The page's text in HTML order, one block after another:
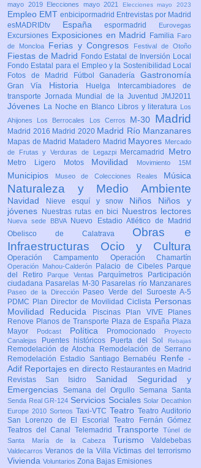
mayo 2019
Elecciones mayo 2021 Elecciones mayo 2023
Empleo EMT enbicipormadrid Entrevistas por Madrid
esMADRIDtv Españaespormadrid Eurovegas
Excursiones Exposiciones en Madrid Familia Faro
de Moncloa
Ferias y Congresos Festival de Otoño
Fiestas de Madrid Fondo Estatal de Inversión Local
Fondo Estatal para el Empleo y la Sostenibilidad Local
Fotos de Madrid
FútbolGanaderíaGastronomía
Gran Vía Historia Huelga
Intercambiadores de
transporte Jornada Mundial de la Juventud JMJ2011
Jóvenes La Noche en Blanco Libros y literatura
Los
Ahijones
Los Berrocales Los Cerros M-30 Madrid
Madrid 2016 Madrid 2020 Madrid Río Manzanares
Mapas de Madrid Matadero Madrid Mayores Mercado
de Frutas y Verduras de Legazpi
Mercamadrid Metro
Metro Ligero Motos Movilidad Movimiento 15M
Municipios Museo de Colecciones Reales Música
Naturaleza y Medio Ambiente
Navidad Nieve esquí y snow Niños Niños y
jóvenes
Nuestras rutas en bici Nuestros lectores
Nueva sede BBVA
Nuevo Estadio Atlético de Madrid
Obelisco de Calatrava Obras e
Infraestructuras Ocio y Cultura
Operación Campamento Operación Chamartín
Operación Mahou-Calderón Palacio de Cibeles Parque
del Retiro
Parque Ventas Parquímetros
Participación
ciudadana Pasarelas M-30 Pasarelas río Manzanares
Paseo de la Dirección
Paseo Verde del Suroeste A-5
PDMC Plan Director de Movilidad Ciclista Personas
Movilidad Reducida
Piscinas Plan VIVE
Planes
Renove Planos de Transporte Plaza de España Plaza
Mayor
Podcast Política Promocionado
Proyecto
Canalejas
Puentes históricos Puerta del Sol Rebajas
Remodelación de Atocha
Remodelación de Serrano
Remodelación Estadio Santiago Bernabéu Renfe -
Adif Reportajes en directo Restaurantes en Madrid
Revistas San Isidro Sanidad Seguridad y
Emergencias Semana del Orgullo Semana Santa
Senda Real GR-124 Servicios SocialesSolar Decathlon
Europe 2010 Sorteos Taxi-VTC Teatro Teatro Auditorio
San Lorenzo de El EscorialTeatro Fernán Gómez
Teatros del Canal Telemadrid TransporteTúnel de
Santa María de la Cabeza Turismo Valdebebas
ValdecarrosVeranos de la VillaVíctimas del terrorismo
Vivienda Voluntarios Zona Bajas Emisiones